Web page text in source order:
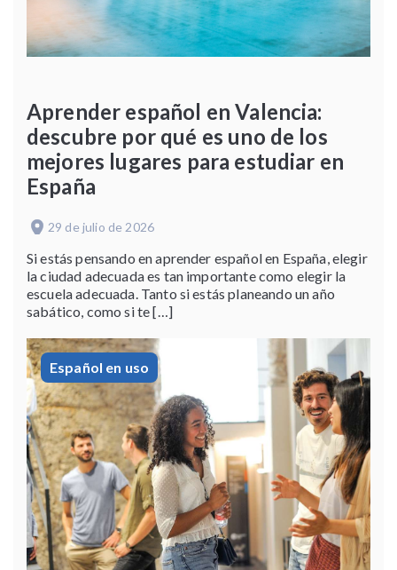
Aprender español en Valencia:
descubre por qué es uno de los
mejores lugares para estudiar en
España
29 de julio de 2026
Si estás pensando en aprender español en España, elegir
la ciudad adecuada es tan importante como elegir la
escuela adecuada. Tanto si estás planeando un año
sabático, como si te […]
Español en uso